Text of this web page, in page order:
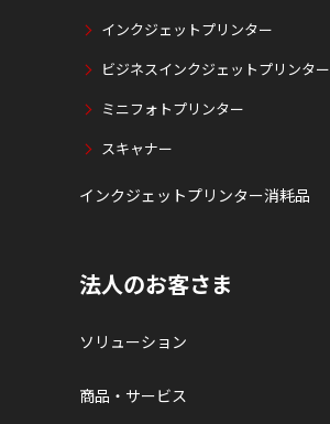
インクジェットプリンター
ビジネスインクジェットプリンター
ミニフォトプリンター
スキャナー
インクジェットプリンター消耗品
法人のお客さま
ソリューション
商品・サービス